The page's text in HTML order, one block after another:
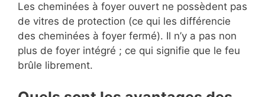
Les cheminées à foyer ouvert ne possèdent pas
de vitres de protection (ce qui les différencie
des cheminées à foyer fermé). Il n’y a pas non
plus de foyer intégré ; ce qui signifie que le feu
brûle librement.